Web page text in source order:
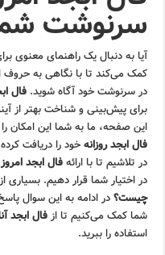
سرنوشت
آیا به دنبال یک راهنمای معنوی
کمک می‌کند تا با نگاهی به حروف
در سرنوشت خود آگاه شوید.فال
برای پیش‌بینی و شناخت بهتر از
این صفحه، ما به شما این
فال ابجد روزانهخود را دریافت
در تلاشیم تا با ارائهفال ابجد
در اختیار شما قرار دهیم. بسیاری
چیست؟در ادامه به این سوال
شما کمک می‌کنیم تا ازفال ابجد
استفاده را ببرید.